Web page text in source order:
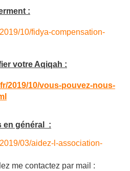
:
10/fidya-compensation-
votre Aqiqah :
2019/10/vous-pouvez-nous-
général :
03/aidez-l-association-
me contactez par mail :